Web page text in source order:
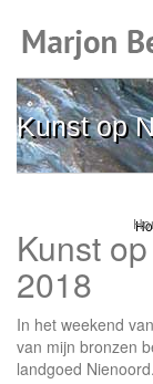
Kunst op
Kunst
2018
In het weekend
van mijn bronzen
landgoed Nienoord.